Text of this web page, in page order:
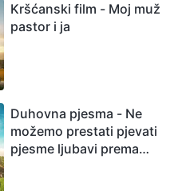
Kršćanski film - Moj muž
pastor i ja
Duhovna pjesma - Ne
možemo prestati pjevati
pjesme ljubavi prema